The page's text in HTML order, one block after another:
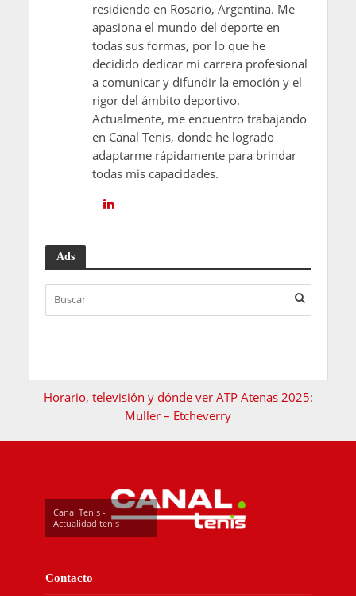
residiendo en Rosario, Argentina. Me
apasiona el mundo del deporte en
todas sus formas, por lo que he
decidido dedicar mi carrera profesional
a comunicar y difundir la emoción y el
rigor del ámbito deportivo.
Actualmente, me encuentro trabajando
en Canal Tenis, donde he logrado
adaptarme rápidamente para brindar
todas mis capacidades.
Ads
Horario, televisión y dónde ver ATP Atenas 2025:
Muller – Etcheverry
Canal Tenis -
Actualidad tenis
Contacto